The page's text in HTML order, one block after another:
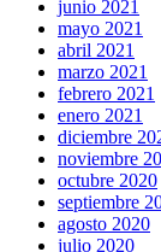
junio 2021
mayo 2021
abril 2021
marzo 2021
febrero 2021
enero 2021
diciembre
noviembre
octubre 2020
septiembre
agosto 2020
julio 2020